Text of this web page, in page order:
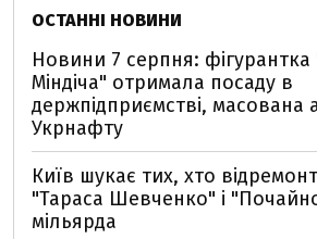
ОСТАННІ НОВИНИ
Новини 7 серпня: фігурантка
Міндіча" отримала посаду в
держпідприємстві, масована
Укрнафту
Київ шукає тих, хто
"Тараса Шевченко" і
мільярда